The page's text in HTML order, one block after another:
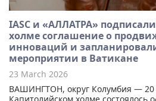
IASC и «АЛЛАТРА»
холме соглашение о
инноваций и
мероприятии в Ватикане
23 March 2026
ВАШИНГТОН, округ Колумбия — 20